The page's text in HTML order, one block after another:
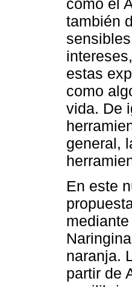
como el
también
estas
como
vida. De
general,
En este
naranja.
partir de